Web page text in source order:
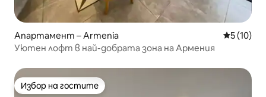
Апартамент – Armenia Средна
5 (10)
Уютен лофт в най-добрата зона на Армения
Избор на гостите
Избор на гостите